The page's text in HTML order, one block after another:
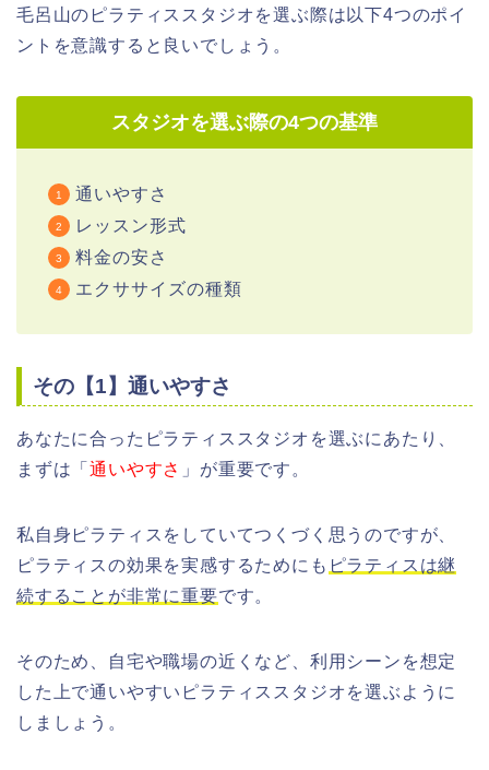
毛呂山のピラティススタジオを選ぶ際は以下4つのポイ
ントを意識すると良いでしょう。
スタジオを選ぶ際の4つの基準
通いやすさ
レッスン形式
料金の安さ
エクササイズの種類
その【1】通いやすさ
あなたに合ったピラティススタジオを選ぶにあたり、
まずは「通いやすさ 」が重要です。
私自身ピラティスをしていてつくづく思うのですが、
ピラティスの効果を実感するためにも ピラティスは継
続することが非常に重要です。
そのため、自宅や職場の近くなど、利用シーンを想定
した上で通いやすいピラティススタジオを選ぶように
しましょう。